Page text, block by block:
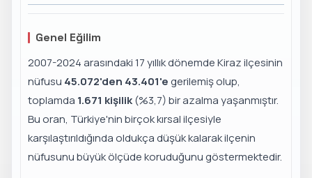
Genel Eğilim
2007-2024 arasındaki 17 yıllık dönemde Kiraz ilçesinin
nüfusu 45.072'den 43.401'egerilemiş olup,
toplamda 1.671 kişilik(%3,7) bir azalma yaşanmıştır.
Bu oran, Türkiye'nin birçok kırsal ilçesiyle
karşılaştırıldığında oldukça düşük kalarak ilçenin
nüfusunu büyük ölçüde koruduğunu göstermektedir.